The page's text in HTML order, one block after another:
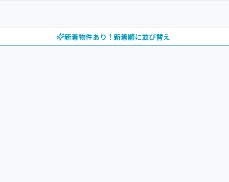
新着物件あり！新着順に並び替え